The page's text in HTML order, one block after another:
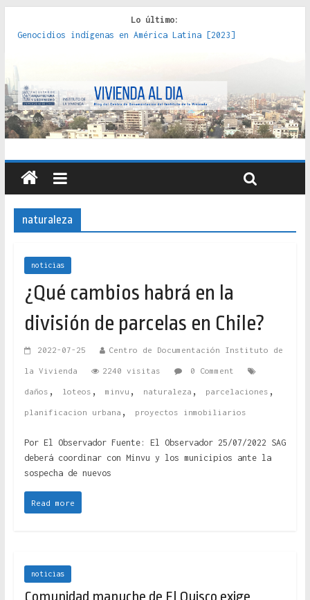
Lo último:
Genocidios indígenas en América Latina [2023]
políticas, prácticas y representaciones [2022]
crítica de las fronteras latinoamericanas [2020]
Criterios técnicos para una vivienda adecuada [2019]
Red de consultorios de la Caja del Seguro Obrero en
Santiago : un patrimonio emblemático [2014]
naturaleza
noticias
¿Qué cambios habrá en la
división de parcelas en Chile?
2022-07-25 Centro de Documentación Instituto de
la Vivienda 2240 visitas 0 Comment
daños , loteos , minvu , naturaleza , parcelaciones ,
planificacion urbana , proyectos inmobiliarios
Por El Observador Fuente: El Observador 25/07/2022 SAG
deberá coordinar con Minvu y los municipios ante la
sospecha de nuevos
Read more
noticias
Comunidad mapuche de El Quisco exige